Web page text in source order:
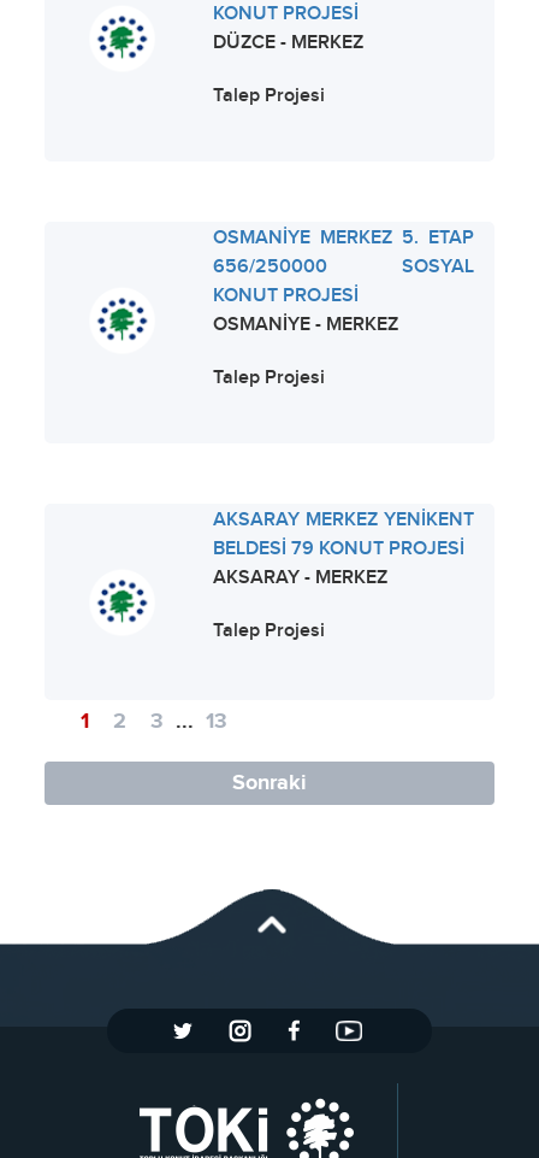
KONUT PROJESİ
DÜZCE - MERKEZ
Talep Projesi
OSMANİYE MERKEZ 5. ETAP
656/250000 SOSYAL
KONUT PROJESİ
OSMANİYE - MERKEZ
Talep Projesi
AKSARAY MERKEZ YENİKENT
BELDESİ 79 KONUT PROJESİ
AKSARAY - MERKEZ
Talep Projesi
1 2 3 ... 13
Sonraki